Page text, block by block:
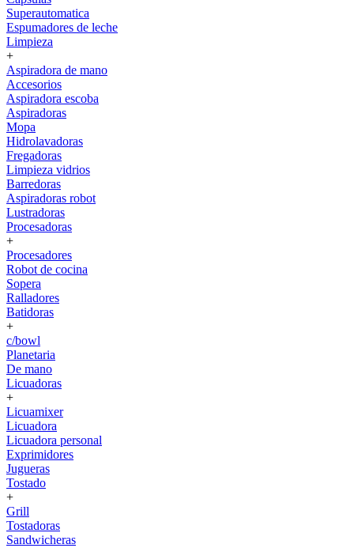
Superautomatica
Espumadores de leche
Limpieza
+
Aspiradora de mano
Accesorios
Aspiradora escoba
Aspiradoras
Mopa
Hidrolavadoras
Fregadoras
Limpieza vidrios
Barredoras
Aspiradoras robot
Lustradoras
Procesadoras
+
Procesadores
Robot de cocina
Sopera
Ralladores
Batidoras
+
c/bowl
Planetaria
De mano
Licuadoras
+
Licuamixer
Licuadora
Licuadora personal
Exprimidores
Jugueras
Tostado
+
Grill
Tostadoras
Sandwicheras